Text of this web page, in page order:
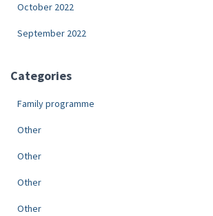
October 2022
September 2022
Categories
Family programme
Other
Other
Other
Other